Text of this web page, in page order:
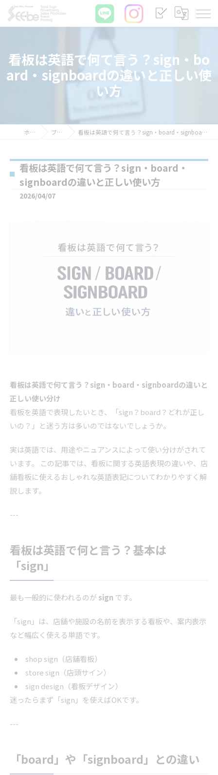
看板は英語で何て言う？sign・bo
ard・signboardの違いと正しい使
い方
ホーム ブログ 看板は英語で何て言う？sign・board・signboardの違いと正しい使い方
看板は英語で何て言う？sign・board・
signboardの違いと正しい使い方
2026/04/07
看板は英語で何て言う？sign・board・signboardの違いと
正しい使い分け
看板を英語で表現したいとき、「sign？board？どれが正し
いの？」と迷う方は多いのではないでしょうか。
実は英語では、用途やニュアンスによって使い分けがされて
います。 この記事では、看板に関する英語表現の違いや、店
舗看板に使えるおしゃれな英語表記についてわかりやすく解
説します。
---
看板は英語で何と言う？基本は
「sign」
最も一般的に使われるのが sign です。
「sign」は、店舗や施設の名前を表示する看板や、案内表示
など幅広く使える単語です。
shop sign（店舗看板）
store sign（店頭サイン）
sign design（看板デザイン）
迷ったらまず「sign」を使えばOKです。
---
「board」や「signboard」との違い